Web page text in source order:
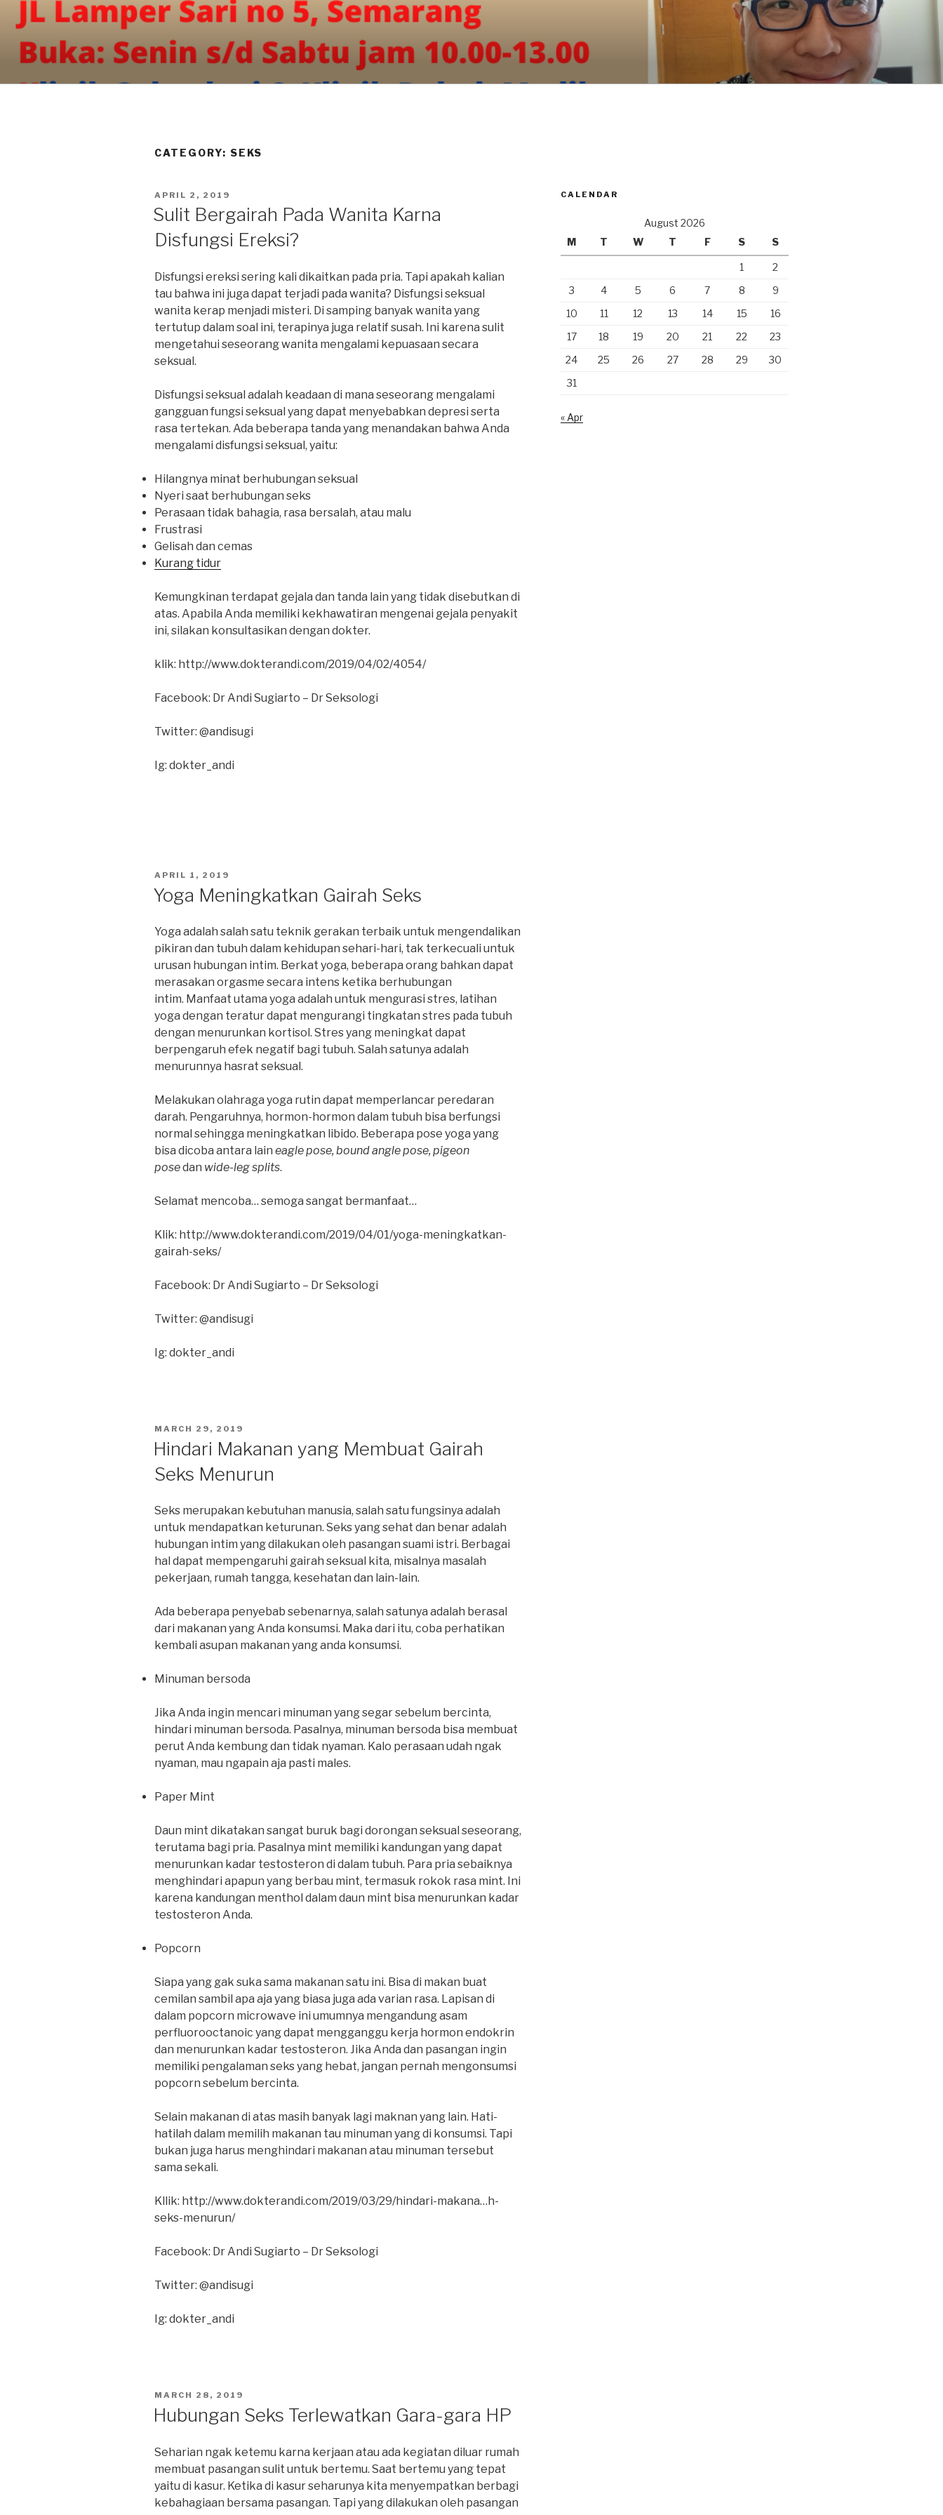
content
CATEGORY: SEKS
POSTED
APRIL 2, 2019
Sulit Bergairah Pada Wanita Karna
Disfungsi Ereksi?
Disfungsi ereksi sering kali dikaitkan pada pria. Tapi apakah kalian
tau bahwa ini juga dapat terjadi pada wanita? Disfungsi seksual
wanita kerap menjadi misteri. Di samping banyak wanita yang
tertutup dalam soal ini, terapinya juga relatif susah. Ini karena sulit
mengetahui seseorang wanita mengalami kepuasaan secara
seksual.
Disfungsi seksual adalah keadaan di mana seseorang mengalami
gangguan fungsi seksual yang dapat menyebabkan depresi serta
rasa tertekan. Ada beberapa tanda yang menandakan bahwa Anda
mengalami disfungsi seksual, yaitu:
Hilangnya minat berhubungan seksual
Nyeri saat berhubungan seks
Perasaan tidak bahagia, rasa bersalah, atau malu
Frustrasi
Gelisah dan cemas
Kurang tidur
Kemungkinan terdapat gejala dan tanda lain yang tidak disebutkan di
atas. Apabila Anda memiliki kekhawatiran mengenai gejala penyakit
ini, silakan konsultasikan dengan dokter.
klik: http://www.dokterandi.com/2019/04/02/4054/
Facebook: Dr Andi Sugiarto – Dr Seksologi
Twitter: @andisugi
Ig: dokter_andi
POSTED
APRIL 1, 2019
Yoga Meningkatkan Gairah Seks
Yoga adalah salah satu teknik gerakan terbaik untuk mengendalikan
pikiran dan tubuh dalam kehidupan sehari-hari, tak terkecuali untuk
urusan hubungan intim. Berkat yoga, beberapa orang bahkan dapat
merasakan orgasme secara intens ketika berhubungan
intim. Manfaat utama yoga adalah untuk mengurasi stres, latihan
yoga dengan teratur dapat mengurangi tingkatan stres pada tubuh
dengan menurunkan kortisol. Stres yang meningkat dapat
berpengaruh efek negatif bagi tubuh. Salah satunya adalah
menurunnya hasrat seksual.
Melakukan olahraga yoga rutin dapat memperlancar peredaran
darah. Pengaruhnya, hormon-hormon dalam tubuh bisa berfungsi
normal sehingga meningkatkan libido. Beberapa pose yoga yang
bisa dicoba antara lain eagle pose, bound angle pose, pigeon
posedan wide-leg splits.
Selamat mencoba… semoga sangat bermanfaat…
Klik: http://www.dokterandi.com/2019/04/01/yoga-meningkatkan-
gairah-seks/
Facebook: Dr Andi Sugiarto – Dr Seksologi
Twitter: @andisugi
Ig: dokter_andi
POSTED
MARCH 29, 2019
Hindari Makanan yang Membuat Gairah
Seks Menurun
Seks merupakan kebutuhan manusia, salah satu fungsinya adalah
untuk mendapatkan keturunan. Seks yang sehat dan benar adalah
hubungan intim yang dilakukan oleh pasangan suami istri. Berbagai
hal dapat mempengaruhi gairah seksual kita, misalnya masalah
pekerjaan, rumah tangga, kesehatan dan lain-lain.
Ada beberapa penyebab sebenarnya, salah satunya adalah berasal
dari makanan yang Anda konsumsi. Maka dari itu, coba perhatikan
kembali asupan makanan yang anda konsumsi.
Minuman bersoda
Jika Anda ingin mencari minuman yang segar sebelum bercinta,
hindari minuman bersoda. Pasalnya, minuman bersoda bisa membuat
perut Anda kembung dan tidak nyaman. Kalo perasaan udah ngak
nyaman, mau ngapain aja pasti males.
Paper Mint
Daun mint dikatakan sangat buruk bagi dorongan seksual seseorang,
terutama bagi pria. Pasalnya mint memiliki kandungan yang dapat
menurunkan kadar testosteron di dalam tubuh. Para pria sebaiknya
menghindari apapun yang berbau mint, termasuk rokok rasa mint. Ini
karena kandungan menthol dalam daun mint bisa menurunkan kadar
testosteron Anda.
Popcorn
Siapa yang gak suka sama makanan satu ini. Bisa di makan buat
cemilan sambil apa aja yang biasa juga ada varian rasa. Lapisan di
dalam popcorn microwave ini umumnya mengandung asam
perfluorooctanoic yang dapat mengganggu kerja hormon endokrin
dan menurunkan kadar testosteron. Jika Anda dan pasangan ingin
memiliki pengalaman seks yang hebat, jangan pernah mengonsumsi
popcorn sebelum bercinta.
Selain makanan di atas masih banyak lagi maknan yang lain. Hati-
hatilah dalam memilih makanan tau minuman yang di konsumsi. Tapi
bukan juga harus menghindari makanan atau minuman tersebut
sama sekali.
Kllik: http://www.dokterandi.com/2019/03/29/hindari-makana…h-
seks-menurun/
Facebook: Dr Andi Sugiarto – Dr Seksologi
Twitter: @andisugi
Ig: dokter_andi
POSTED
MARCH 28, 2019
Hubungan Seks Terlewatkan Gara-gara HP
Seharian ngak ketemu karna kerjaan atau ada kegiatan diluar rumah
membuat pasangan sulit untuk bertemu. Saat bertemu yang tepat
yaitu di kasur. Ketika di kasur seharunya kita menyempatkan berbagi
kebahagiaan bersama pasangan. Tapi yang dilakukan oleh pasangan
CALENDAR
August 2026
M
T W T F S S
1
2
3
4 5 6 7 8
9
10
11 12 13 14 15
16
17
18 19 20 21 22
23
24
25 26 27 28 29
30
31
« Apr